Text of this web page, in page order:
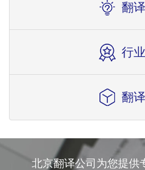
翻
行
翻
北京翻译公司为您提供